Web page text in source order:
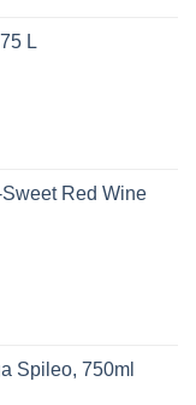
L
Red Wine
Spileo, 750ml